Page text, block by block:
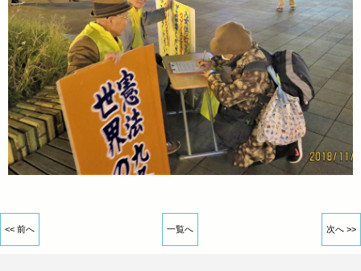
<< 前へ 一覧へ 次へ >>